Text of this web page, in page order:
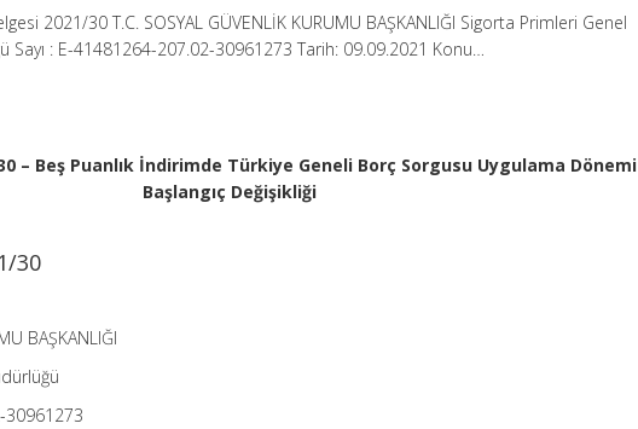
2021/30 T.C. SOSYAL GÜVENLİK KURUMU BAŞKANLIĞI Sigorta Primleri Genel
Sayı : E-41481264-207.02-30961273 Tarih: 09.09.2021 Konu…
– Beş Puanlık İndirimde Türkiye Geneli Borç Sorgusu Uygulama Dönemi
Başlangıç Değişikliği
30
BAŞKANLIĞI
30961273